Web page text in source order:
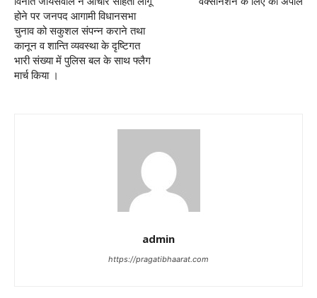
होने पर जनपद आगामी विधानसभा
चुनाव को सकुशल संपन्न कराने तथा
कानून व शान्ति व्यवस्था के दृष्टिगत
भारी संख्या में पुलिस बल के साथ फ्लैग
मार्च किया ।
admin
https://pragatibhaarat.com